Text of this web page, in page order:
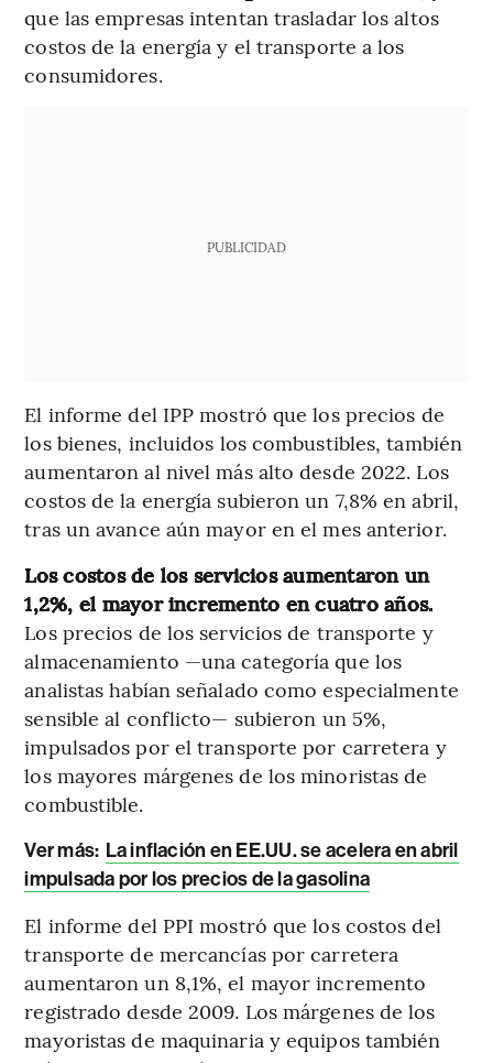
que las empresas intentan trasladar los altos
costos de la energía y el transporte a los
consumidores.
PUBLICIDAD
El informe del IPP mostró que los precios de
los bienes, incluidos los combustibles, también
aumentaron al nivel más alto desde 2022. Los
costos de la energía subieron un 7,8% en abril,
tras un avance aún mayor en el mes anterior.
Los costos de los servicios aumentaron un
1,2%, el mayor incremento en cuatro años.
Los precios de los servicios de transporte y
almacenamiento —una categoría que los
analistas habían señalado como especialmente
sensible al conflicto— subieron un 5%,
impulsados ​​por el transporte por carretera y
los mayores márgenes de los minoristas de
combustible.
Ver más: La inflación en EE.UU. se acelera en abril
impulsada por los precios de la gasolina
El informe del PPI mostró que los costos del
transporte de mercancías por carretera
aumentaron un 8,1%, el mayor incremento
registrado desde 2009. Los márgenes de los
mayoristas de maquinaria y equipos también